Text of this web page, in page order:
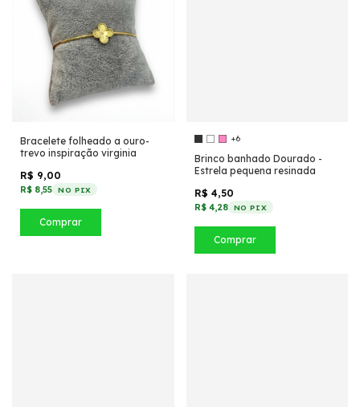
Bracelete folheado a ouro-
trevo inspiração virginia
R$ 9,00
R$ 8,55 NO PIX
Comprar
+6
Brinco banhado Dourado -
Estrela pequena resinada
R$ 4,50
R$ 4,28 NO PIX
Comprar